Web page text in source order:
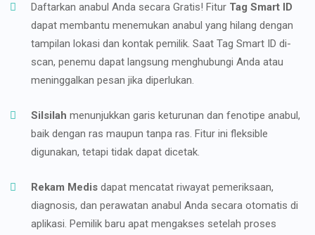
Daftarkan anabul Anda secara Gratis! Fitur Tag Smart ID
dapat membantu menemukan anabul yang hilang dengan
tampilan lokasi dan kontak pemilik. Saat Tag Smart ID di-
scan, penemu dapat langsung menghubungi Anda atau
meninggalkan pesan jika diperlukan.
Silsilah menunjukkan garis keturunan dan fenotipe anabul,
baik dengan ras maupun tanpa ras. Fitur ini fleksible
digunakan, tetapi tidak dapat dicetak.
Rekam Medis dapat mencatat riwayat pemeriksaan,
diagnosis, dan perawatan anabul Anda secara otomatis di
aplikasi. Pemilik baru apat mengakses setelah proses